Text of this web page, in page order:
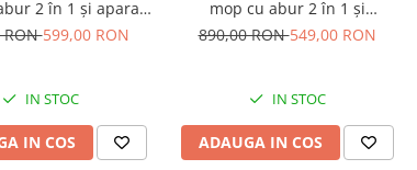
2 în 1 și aparat
portabil pentru
RON599,00 RON
IN STOC
IN COS
mop cu abur 2 în 1 și
curățător portabil cu funcție
890,00 RON549,00 RON
IN STOC
ADAUGA IN COS